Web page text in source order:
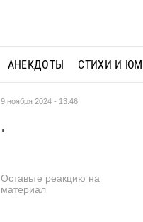
АНЕКДОТЫ СТИХИ И
9 ноября 2024 - 13:46
.
Оставьте реакцию на
материал